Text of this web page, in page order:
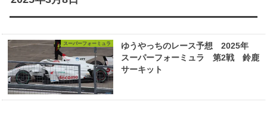
スーパーフォーミュラ
ゆうやっちのレース予想 2025年
スーパーフォーミュラ 第2戦 鈴鹿
サーキット